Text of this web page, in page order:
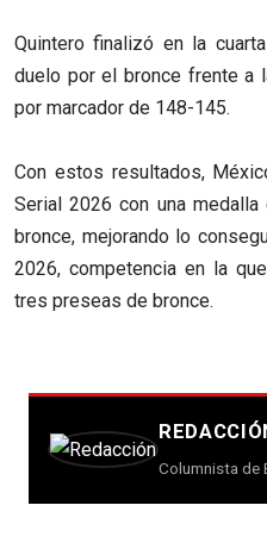
Quintero finalizó en la
duelo por el bronce frente a
por marcador de 148-145.
Con estos resultados,
Serial 2026 con una
bronce, mejorando lo
2026, competencia en la
tres preseas de bronce.
Columnista de